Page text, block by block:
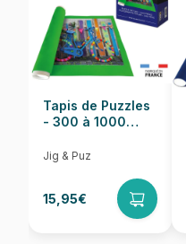
Nombre de pièces
Dimensions
Tapis de Puzzles
- 300 à 1000
Jig & Puz
15,95€